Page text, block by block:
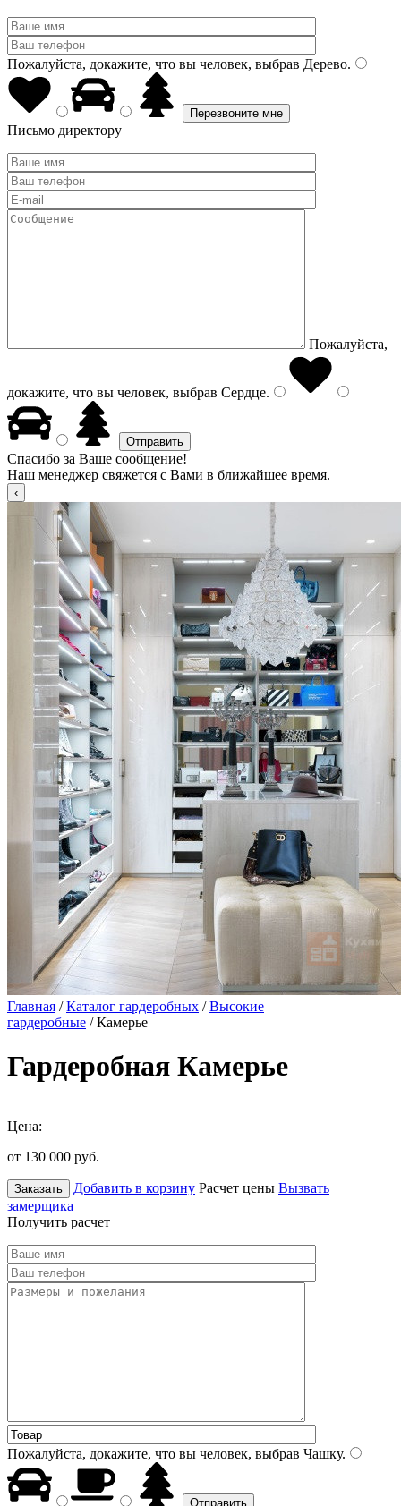
Пожалуйста, докажите, что вы человек, выбрав Дерево.
Письмо директору
Пожалуйста,
докажите, что вы человек, выбрав Сердце.
Спасибо за Ваше сообщение!
Наш менеджер свяжется с Вами в ближайшее время.
Главная /Каталог гардеробных /Высокие
гардеробные / Камерье
Гардеробная Камерье
Цена:
от 130 000 руб.
Заказать Добавить в корзину Расчет цены Вызвать
замерщика
Получить расчет
Пожалуйста, докажите, что вы человек, выбрав Чашку.